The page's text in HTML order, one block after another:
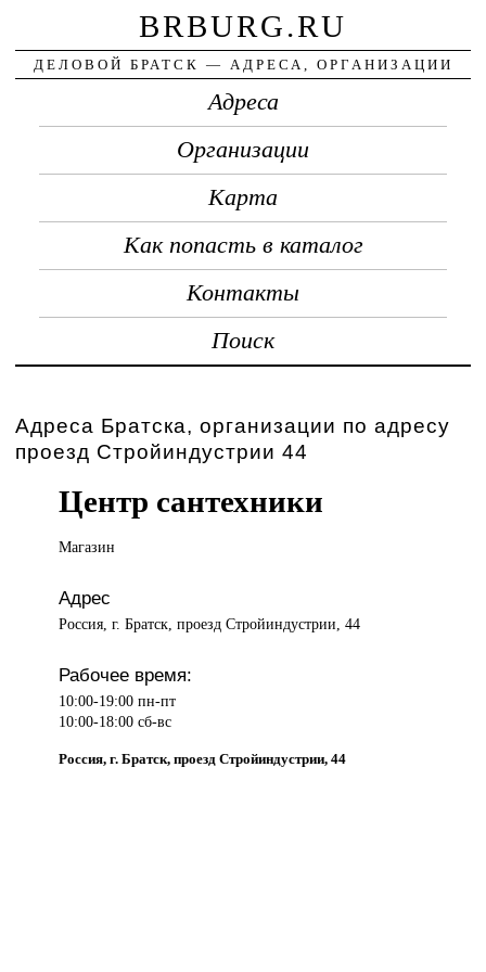
BRBURG.RU
ДЕЛОВОЙ БРАТСК — АДРЕСА, ОРГАНИЗАЦИИ
Адреса
Организации
Карта
Как попасть в каталог
Контакты
Поиск
Адреса Братска, организации по адресу
проезд Стройиндустрии 44
Центр сантехники
Магазин
Адрес
Россия, г. Братск, проезд Стройиндустрии, 44
Рабочее время:
10:00-19:00 пн-пт
10:00-18:00 сб-вс
Россия, г. Братск, проезд Стройиндустрии, 44